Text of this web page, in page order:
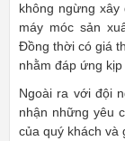
không ngừng
máy móc sản
Đồng thời có giá
nhằm đáp ứng kịp
Ngoài ra với đội
nhận những yêu
của quý khách và